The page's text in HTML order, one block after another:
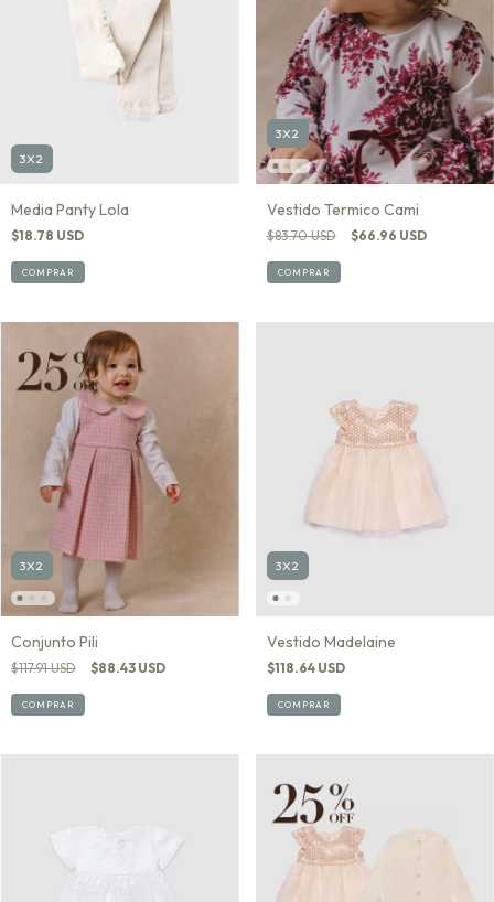
3X2
Media Panty Lola
$18.78 USD
COMPRAR
3X2
Vestido Termico Cami
$83.70 USD $66.96 USD
COMPRAR
3X2
Conjunto Pili
$117.91 USD $88.43 USD
COMPRAR
3X2
Vestido Madelaine
$118.64 USD
COMPRAR